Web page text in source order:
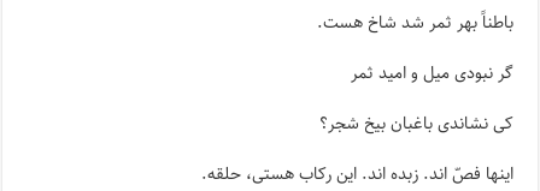
باطناً بهر ثمر شد شاخ هست.
گر نبودی میل و امید ثمر
کی نشاندی باغبان بیخ شجر؟
اینها فصّ اند. زبده اند. این رکاب هستی، حلقه.